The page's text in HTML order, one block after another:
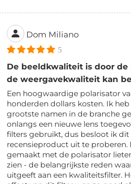
Dom Miliano
5
De beeldkwaliteit is door de
de weergavekwaliteit kan
Een hoogwaardige polarisator
honderden dollars kosten. Ik
grootste namen in de branche
onlangs een nieuwe lens
filters gebruikt, dus besloot ik dit
recensieproduct uit te proberen.
gemaakt met de polarisator
zien - de belangrijkste reden
uitgeeft aan een kwaliteitsfilter.